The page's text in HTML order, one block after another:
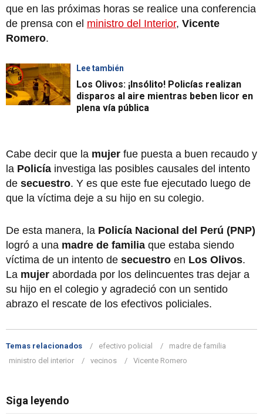
que en las próximas horas se realice una conferencia
de prensa con el ministro del Interior, Vicente
Romero.
Lee también
Los Olivos: ¡Insólito! Policías realizan
disparos al aire mientras beben licor en
plena vía pública
Cabe decir que la mujer fue puesta a buen recaudo y
la Policía investiga las posibles causales del intento
de secuestro. Y es que este fue ejecutado luego de
que la víctima deje a su hijo en su colegio.
De esta manera, la Policía Nacional del Perú (PNP)
logró a una madre de familia que estaba siendo
víctima de un intento de secuestro en Los Olivos.
La mujer abordada por los delincuentes tras dejar a
su hijo en el colegio y agradeció con un sentido
abrazo el rescate de los efectivos policiales.
Temas relacionados efectivo policial
madre de familia
ministro del interior
vecinos Vicente Romero
Siga leyendo